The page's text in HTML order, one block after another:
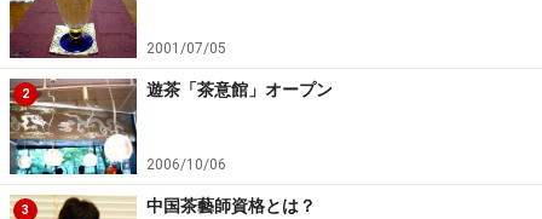
2001/07/05
2 遊茶「茶意館」オープン
2006/10/06
3 中国茶藝師資格とは？